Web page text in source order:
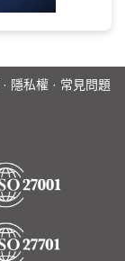
隱私權· 常見問題